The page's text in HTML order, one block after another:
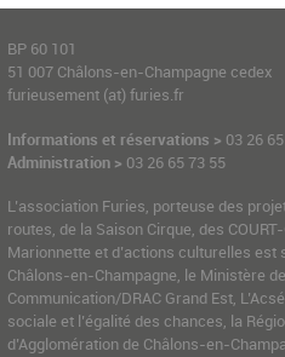
BP 60 101
51 007 Châlons-en-Champagne cedex
furieusement (at) furies.fr
Informations et réservations > 03 26
Administration > 03 26 65 73 55
L’association Furies, porteuse des
routes, de la Saison Cirque, des
Marionnette et d’actions culturelles est
Châlons-en-Champagne, le Ministère
Communication/DRAC Grand Est,
sociale et l’égalité des chances, la
d’Agglomération de Châlons-en-